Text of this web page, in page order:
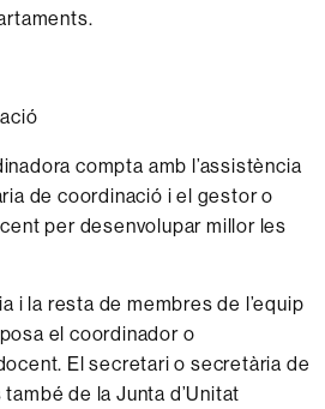
compta amb l’assistència
de coordinació i el gestor o
perdesenvoluparmillor les
i la resta demembres de l’equip
elcoordinadoro
El secretari osecretària de
també de laJunta d’Unitat